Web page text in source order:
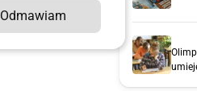
Odmawiam